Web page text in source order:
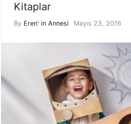
Kitaplar
By Eren' in Annesi Mayıs 23, 2016